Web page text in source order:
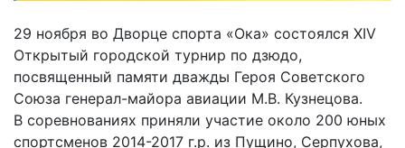
29 ноября во Дворце спорта «Ока» состоялся XIV
Открытый городской турнир по дзюдо,
посвященный памяти дважды Героя Советского
Союза генерал-майора авиации М.В. Кузнецова.
В соревнованиях приняли участие около 200 юных
спортсменов 2014-2017 г.р. из Пущино, Серпухова,